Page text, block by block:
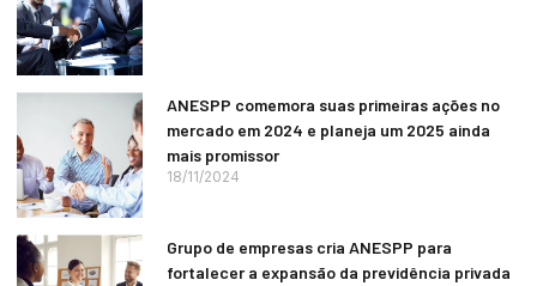
ANESPP comemora suas primeiras ações no
mercado em 2024 e planeja um 2025 ainda
mais promissor
18/11/2024
Grupo de empresas cria ANESPP para
fortalecer a expansão da previdência privada